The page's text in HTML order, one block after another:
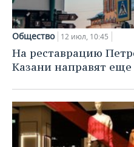
Общество 12 июл, 10:45
На реставрацию
Казани направят